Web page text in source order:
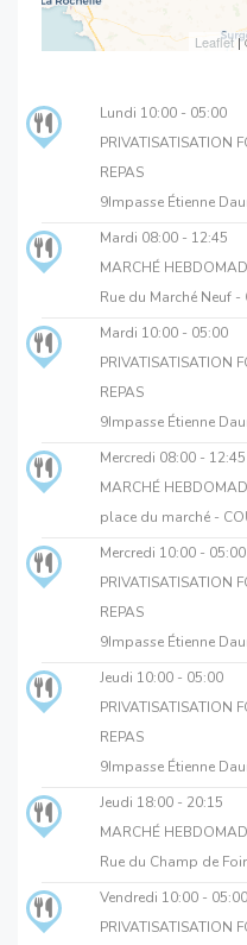
Leaflet|
Lundi 10:00 - 05:00
PRIVATISATISATION
REPAS
9Impasse Étienne
Mardi 08:00 - 12:45
MARCHÉ
Rue du Marché Neuf -
Mardi 10:00 - 05:00
PRIVATISATISATION
REPAS
9Impasse Étienne
Mercredi 08:00 - 12:45
MARCHÉ
place du marché -
Mercredi 10:00 - 05:00
PRIVATISATISATION
REPAS
9Impasse Étienne
Jeudi 10:00 - 05:00
PRIVATISATISATION
REPAS
9Impasse Étienne
Jeudi 18:00 - 20:15
MARCHÉ
Rue du Champ de
Vendredi 10:00 - 05:00
PRIVATISATISATION